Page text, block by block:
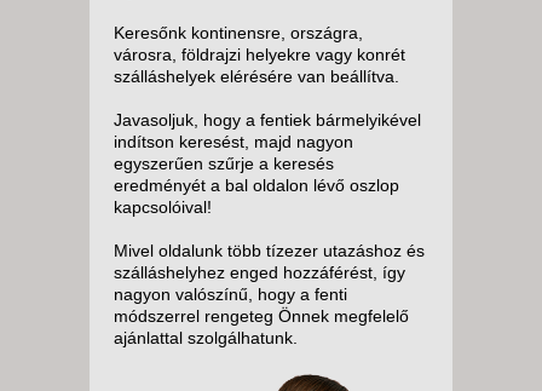
Keresőnk kontinensre, országra,
városra, földrajzi helyekre vagy konrét
szálláshelyek elérésére van beállítva.
Javasoljuk, hogy a fentiek bármelyikével
indítson keresést, majd nagyon
egyszerűen szűrje a keresés
eredményét a bal oldalon lévő oszlop
kapcsolóival!
Mivel oldalunk több tízezer utazáshoz és
szálláshelyhez enged hozzáférést, így
nagyon valószínű, hogy a fenti
módszerrel rengeteg Önnek megfelelő
ajánlattal szolgálhatunk.